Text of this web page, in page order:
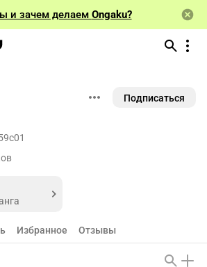
и зачем делаем Ongaku?
Подписаться
Избранное Отзывы